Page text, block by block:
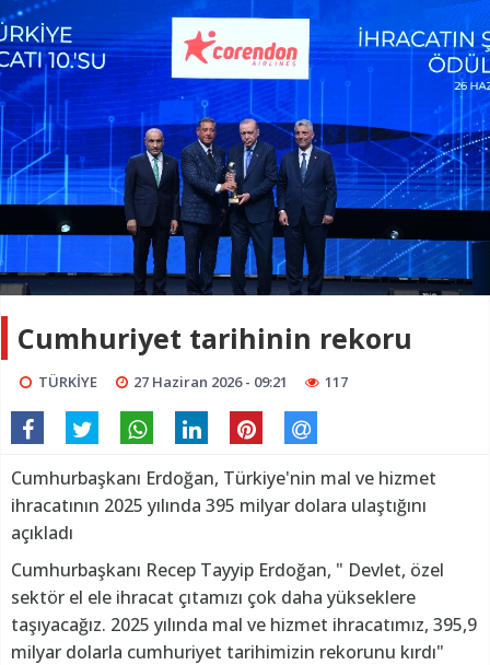
Cumhuriyet tarihinin rekoru
TÜRKİYE 27 Haziran 2026 - 09:21 117
Cumhurbaşkanı Erdoğan, Türkiye'nin mal ve hizmet
ihracatının 2025 yılında 395 milyar dolara ulaştığını
açıkladı
Cumhurbaşkanı Recep Tayyip Erdoğan, " Devlet, özel
sektör el ele ihracat çıtamızı çok daha yükseklere
taşıyacağız. 2025 yılında mal ve hizmet ihracatımız, 395,9
milyar dolarla cumhuriyet tarihimizin rekorunu kırdı"